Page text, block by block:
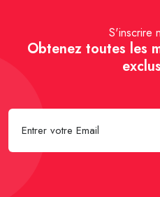
S'inscrire
Obtenez toutes les